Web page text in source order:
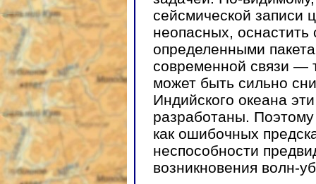
сейсмической записи
неопасных, оснастить
определенными
современной связи —
может быть сильно
Индийского океана
разработаны. Поэтому
как ошибочных
неспособности
возникновения волн-